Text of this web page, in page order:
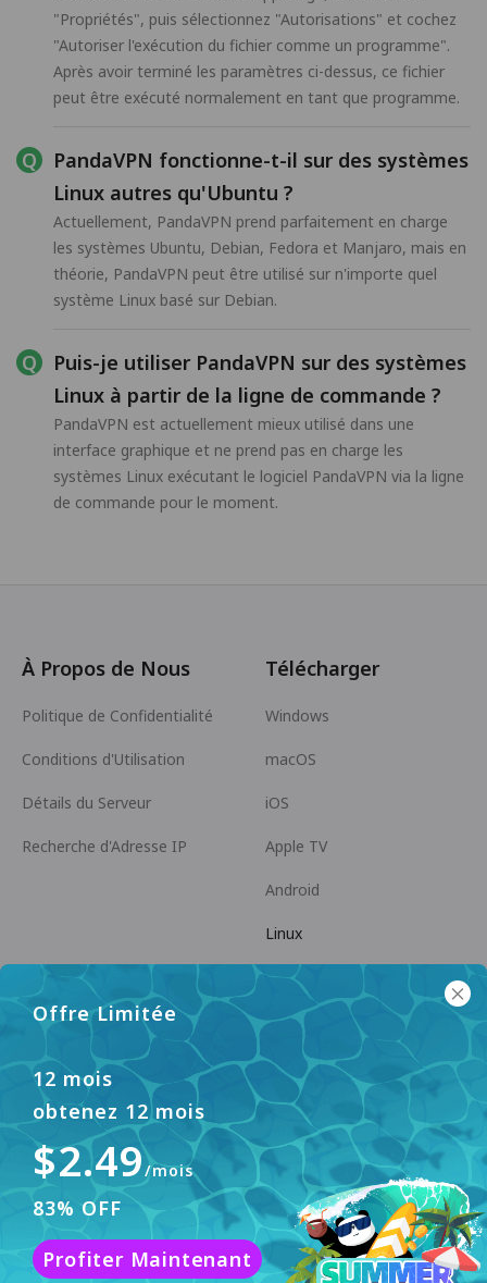
"Propriétés", puis sélectionnez "Autorisations" et cochez
"Autoriser l'exécution du fichier comme un programme".
Après avoir terminé les paramètres ci-dessus, ce fichier
peut être exécuté normalement en tant que programme.
PandaVPN fonctionne-t-il sur des systèmes
Linux autres qu'Ubuntu ?
Actuellement, PandaVPN prend parfaitement en charge
les systèmes Ubuntu, Debian, Fedora et Manjaro, mais en
théorie, PandaVPN peut être utilisé sur n'importe quel
système Linux basé sur Debian.
Puis-je utiliser PandaVPN sur des systèmes
Linux à partir de la ligne de commande ?
PandaVPN est actuellement mieux utilisé dans une
interface graphique et ne prend pas en charge les
systèmes Linux exécutant le logiciel PandaVPN via la ligne
de commande pour le moment.
Offre Limitée
12 mois
obtenez 12 mois
$2.49/mois
83% OFF
Profiter Maintenant
À Propos de Nous
Politique de Confidentialité
Conditions d'Utilisation
Détails du Serveur
Recherche d'Adresse IP
Télécharger
Windows
macOS
iOS
Apple TV
Android
Linux
Android TV
Centre d'Aide
panda7x24@gmail.com
FAQ
Coopération
Devenir Affilié
Méthode de Paiement
Ce site web utilise des cookies pour améliorer
l'expérience utilisateur. Pour en savoir plus, veuillez
Accepter